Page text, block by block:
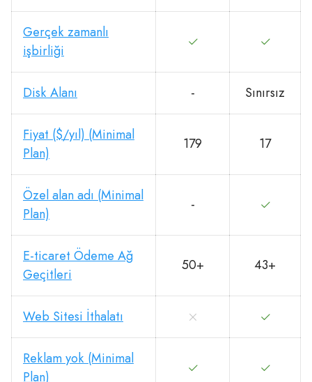
Gerçek zamanlı
işbirliği
Disk Alanı - Sınırsız
Fiyat ($/yıl) (Minimal
Plan)
179 17
Özel alan adı (Minimal
Plan)
-
E-ticaret Ödeme Ağ
Geçitleri
50+ 43+
Web Sitesi İthalatı
Reklam yok (Minimal
Plan)